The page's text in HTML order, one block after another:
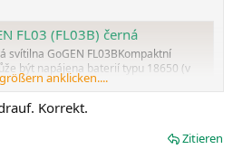
FL03 (FL03B) černá
svítilna GoGEN FL03BKompaktní
být napájena baterií typu 18650 (v
21700 (pomocí přibalené redukce). V
použitých baterií vydrží svítit až 3
zapnutí lze volit mezi pěti režimy
anklicken....
Korrekt.
Zitieren